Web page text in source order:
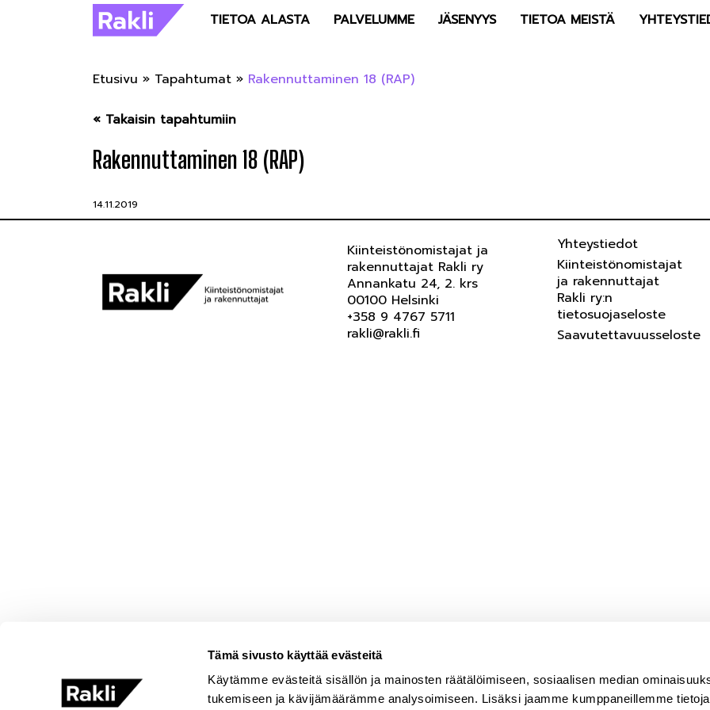
Tämä sivusto käyttää evästeitä
Käytämme evästeitä sisällön ja mainosten räätälöimiseen, sosiaalisen median
tukemiseen ja kävijämäärämme analysoimiseen. Lisäksi jaamme kumppaneillemme
TIETOA ALASTA PALVELUMME JÄSENYYS TIETOA MEISTÄ
Etusivu » Tapahtumat » Rakennuttaminen 18 (RAP)
« Takaisin tapahtumiin
Rakennuttaminen 18 (RAP)
14.11.2019
Kiinteistönomistajat ja
rakennuttajat Rakli ry
Annankatu 24, 2. krs
00100 Helsinki
+358 9 4767 5711
rakli@rakli.fi
Yhteystiedot
Kiinteistönomistajat
ja rakennuttajat
Rakli ry:n
tietosuojaseloste
Saavutettavuusseloste